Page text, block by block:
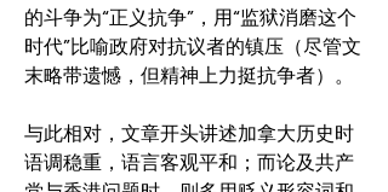
的斗争为“正义抗争”，用“监狱消磨这个
时代”比喻政府对抗议者的镇压（尽管文
末略带遗憾，但精神上力挺抗争者）。
与此相对，文章开头讲述加拿大历史时
语调稳重，语言客观平和；而论及共产